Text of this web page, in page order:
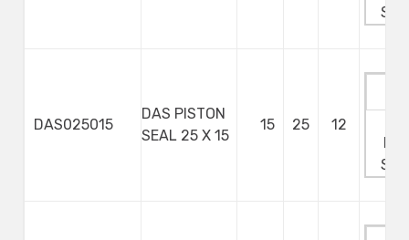
DAS025015
DAS PISTON
SEAL 25 X 15
15 25 12